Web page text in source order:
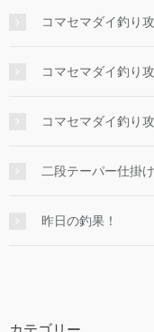
コマセマダイ釣り
コマセマダイ釣り
コマセマダイ釣り
二段テーパー仕掛
昨日の釣果！